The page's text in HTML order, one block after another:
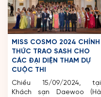
MISS COSMO 2024 CHÍNH
THỨC TRAO SASH CHO
CÁC ĐẠI DIỆN THAM DỰ
CUỘC THI
Chiều 15/09/2024, tại
Khách sạn Daewoo (Hà